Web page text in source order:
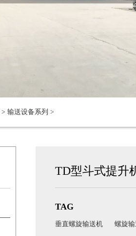
> 输送设备系列 >
TD型斗式提升
TAG
垂直螺旋输送机 螺旋